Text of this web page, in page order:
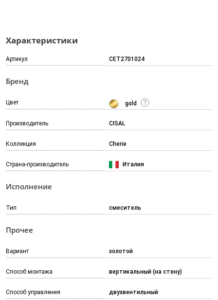
Характеристики
Артикул CET2701024
Бренд
Цвет gold
Производитель CISAL
Коллекция Cherie
Страна-производитель Италия
Исполнение
Тип смеситель
Прочее
Вариант золотой
Способ монтажа вертикальный (на стену)
Способ управления двухвентильный